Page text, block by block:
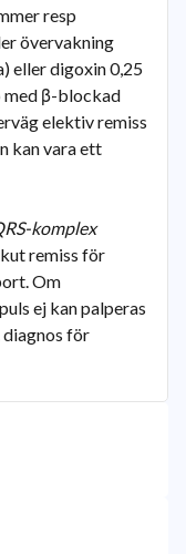
resp
övervakning
eller digoxin 0,25
med β-blockad
elektiv remiss
kan vara ett
komplex
remiss för
Om
ej kan palperas
diagnos för